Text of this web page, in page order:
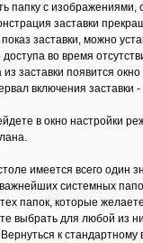
с изображениями,
заставки
заставки, можно
во время
заставки появится
включения заставки
в окно настройки
имеется всего один
системных
папок, которые
для любой из
к